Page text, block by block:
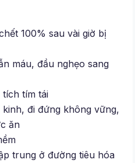
100% sau vài giờ bị
máu, đầu nghẹo sang
tích tím tái
đi đứng không vững,
ăn
trung ở đường tiêu hóa